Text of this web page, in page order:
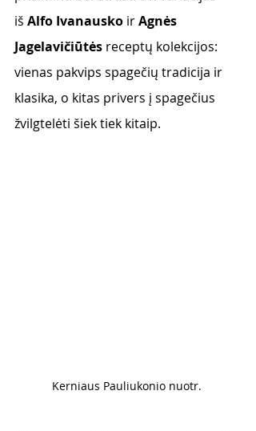
iš Alfo Ivanausko ir Agnės
Jagelavičiūtės receptų kolekcijos:
vienas pakvips spagečių tradicija ir
klasika, o kitas privers į spagečius
žvilgtelėti šiek tiek kitaip.
Kerniaus Pauliukonio nuotr.